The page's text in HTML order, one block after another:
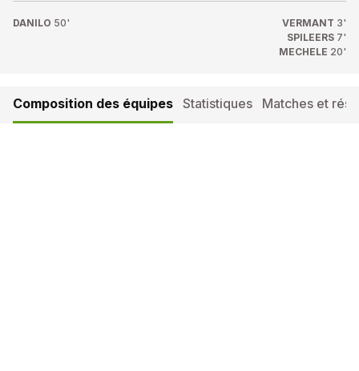
DANILO 50' VERMANT 3'
SPILEERS 7'
MECHELE 20'
Composition des équipes Statistiques Matches et